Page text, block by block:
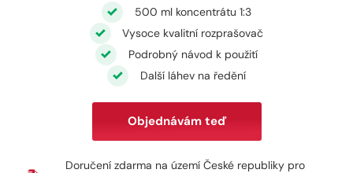
500 ml koncentrátu 1:3
Vysoce kvalitní rozprašovač
Podrobný návod k použití
Další láhev na ředění
Objednávám teď
Doručení zdarma na území České republiky pro